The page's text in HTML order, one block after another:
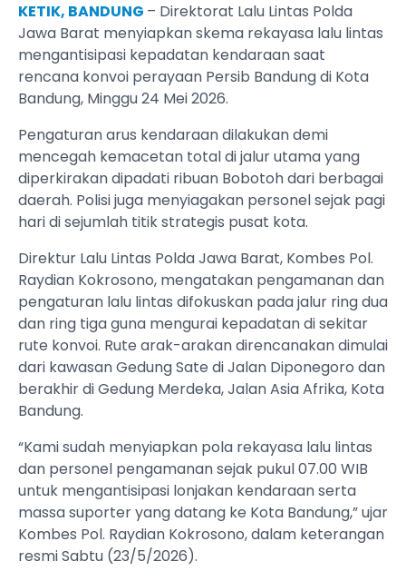
KETIK, BANDUNG – Direktorat Lalu Lintas Polda
Jawa Barat menyiapkan skema rekayasa lalu lintas
mengantisipasi kepadatan kendaraan saat
rencana konvoi perayaan Persib Bandung di Kota
Bandung, Minggu 24 Mei 2026.
Pengaturan arus kendaraan dilakukan demi
mencegah kemacetan total di jalur utama yang
diperkirakan dipadati ribuan Bobotoh dari berbagai
daerah. Polisi juga menyiagakan personel sejak pagi
hari di sejumlah titik strategis pusat kota.
Direktur Lalu Lintas Polda Jawa Barat, Kombes Pol.
Raydian Kokrosono, mengatakan pengamanan dan
pengaturan lalu lintas difokuskan pada jalur ring dua
dan ring tiga guna mengurai kepadatan di sekitar
rute konvoi. Rute arak-arakan direncanakan dimulai
dari kawasan Gedung Sate di Jalan Diponegoro dan
berakhir di Gedung Merdeka, Jalan Asia Afrika, Kota
Bandung.
“Kami sudah menyiapkan pola rekayasa lalu lintas
dan personel pengamanan sejak pukul 07.00 WIB
untuk mengantisipasi lonjakan kendaraan serta
massa suporter yang datang ke Kota Bandung,” ujar
Kombes Pol. Raydian Kokrosono, dalam keterangan
resmi Sabtu (23/5/2026).